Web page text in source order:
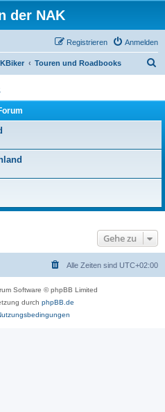
der NAK
Anmelden
Registrieren
Touren und Roadbooks
Gehe zu
Alle Zeiten sind UTC+02:00
Software © phpBB Limited
durch phpBB.de